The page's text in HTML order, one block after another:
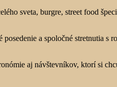
sveta, burgre, street food
a spoločné stretnutia s
aj návštevníkov, ktorí si